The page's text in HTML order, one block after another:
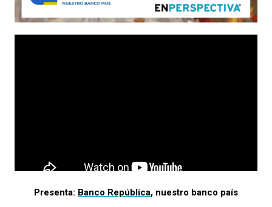
Presenta: Banco República, nuestro banco país